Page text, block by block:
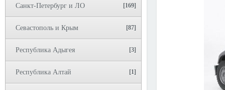
Санкт-Петербург и ЛО [169]
Севастополь и Крым [87]
Республика Адыгея [3]
Республика Алтай [1]